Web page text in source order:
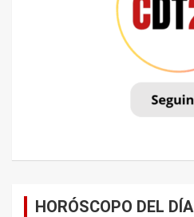
HORÓSCOPO DEL DÍA